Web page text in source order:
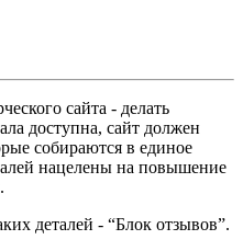
сайта - делать
доступна, сайт должен
собираются в единое
нацелены на повышение
деталей - “Блок отзывов”.